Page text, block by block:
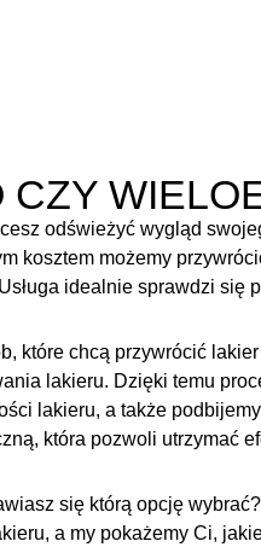
CZY
odświeżyć wygląd
kosztem możemy
idealnie sprawdzi się
które chcą przywrócić
lakieru. Dzięki temu
lakieru, a także
która pozwoli utrzymać
się którą opcję
a my pokażemy Ci,